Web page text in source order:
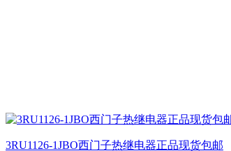
3RU1126-1JBO西门子热继电器正品现货包邮